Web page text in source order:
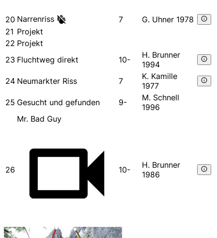
20 Narrenriss 7
G. Uhner 1978
21 Projekt
22 Projekt
23 Fluchtweg direkt 10-
H. Brunner
1994
24 Neumarkter Riss 7
K. Kamille
1977
25 Gesucht und gefunden 9-
M. Schnell
1996
26
Mr. Bad Guy
10-
H. Brunner
1986